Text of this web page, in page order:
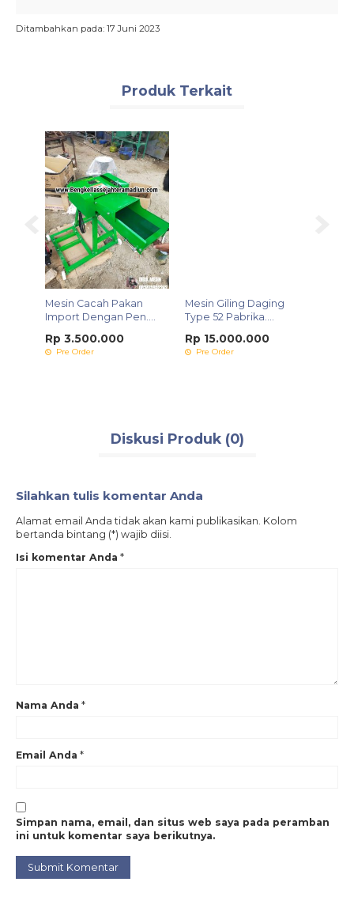
Ditambahkan pada: 17 Juni 2023
Produk Terkait
Mesin Cacah Pakan
Import Dengan Pen....
Rp 3.500.000
Pre Order
Mesin Giling Daging
Type 52 Pabrika....
Rp 15.000.000
Pre Order
Diskusi Produk (0)
Silahkan tulis komentar Anda
Alamat email Anda tidak akan kami publikasikan. Kolom
bertanda bintang (*) wajib diisi.
Isi komentar Anda *
Nama Anda *
Email Anda *
Simpan nama, email, dan situs web saya pada peramban
ini untuk komentar saya berikutnya.